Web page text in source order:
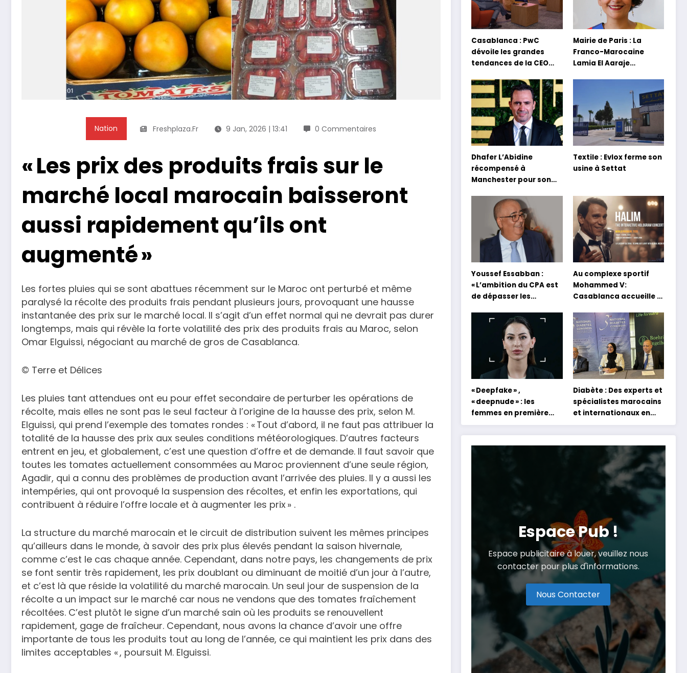
Nation Freshplaza.fr 9 Jan, 2026 | 13:41 0 Commentaires
« Les prix des produits frais sur le
marché local marocain baisseront
aussi rapidement qu’ils ont
augmenté »
Les fortes pluies qui se sont abattues récemment sur le Maroc ont perturbé et même
paralysé la récolte des produits frais pendant plusieurs jours, provoquant une hausse
instantanée des prix sur le marché local. Il s’agit d’un effet normal qui ne devrait pas durer
longtemps, mais qui révèle la forte volatilité des prix des produits frais au Maroc, selon
Omar Elguissi, négociant au marché de gros de Casablanca.
© Terre et Délices
Les pluies tant attendues ont eu pour effet secondaire de perturber les opérations de
récolte, mais elles ne sont pas le seul facteur à l’origine de la hausse des prix, selon M.
Elguissi, qui prend l’exemple des tomates rondes : « Tout d’abord, il ne faut pas attribuer la
totalité de la hausse des prix aux seules conditions météorologiques. D’autres facteurs
entrent en jeu, et globalement, c’est une question d’offre et de demande. Il faut savoir que
toutes les tomates actuellement consommées au Maroc proviennent d’une seule région,
Agadir, qui a connu des problèmes de production avant l’arrivée des pluies. Il y a aussi les
intempéries, qui ont provoqué la suspension des récoltes, et enfin les exportations, qui
contribuent à réduire l’offre locale et à augmenter les prix » .
La structure du marché marocain et le circuit de distribution suivent les mêmes principes
qu’ailleurs dans le monde, à savoir des prix plus élevés pendant la saison hivernale,
comme c’est le cas chaque année. Cependant, dans notre pays, les changements de prix
se font sentir très rapidement, les prix doublant ou diminuant de moitié d’un jour à l’autre,
et c’est là que réside la volatilité du marché marocain. Un seul jour de suspension de la
récolte a un impact sur le marché car nous ne vendons que des tomates fraîchement
récoltées. C’est plutôt le signe d’un marché sain où les produits se renouvellent
rapidement, gage de fraîcheur. Cependant, nous avons la chance d’avoir une offre
importante de tous les produits tout au long de l’année, ce qui maintient les prix dans des
limites acceptables « , poursuit M. Elguissi.
Casablanca : PwC
dévoile les grandes
tendances de la CEO
Mairie de Paris : La
Franco-Marocaine
Lamia El Aaraje
Dhafer L’Abidine
récompensé à
Manchester pour son
Textile : Evlox ferme son
usine à Settat
Youssef Essabban :
« L’ambition du CPA est
de dépasser les
et académiques de
formation en
s’appuyant sur le
partage des
expériences »
Au complexe sportif
Mohammed V:
Casablanca accueille la
concert holographique
d’Abdel Halim Hafez
« Deepfake » ,
« deepnude » : les
femmes en première
ligne face aux dangers
de l’intelligence
artificielle
Diabète : Des experts et
spécialistes marocains
et internationaux en
conclave à Tanger
Espace Pub !
Espace publicitaire à louer, veuillez nous
contacter pour plus d'informations.
Nous Contacter